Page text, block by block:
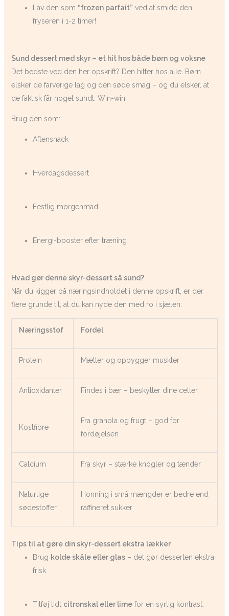
Lav den som “frozen parfait” ved at smide den i
fryseren i 1-2 timer!
Sund dessert med skyr – et hit hos både børn og voksne
Det bedste ved den her opskrift? Den hitter hos alle. Børn
elsker de farverige lag og den søde smag – og du elsker, at
de faktisk får noget sundt. Win-win.
Brug den som:
Aftensnack
Hverdagsdessert
Festlig morgenmad
Energi-booster efter træning
Hvad gør denne skyr-dessert så sund?
Når du kigger på næringsindholdet i denne opskrift, er der
flere grunde til, at du kan nyde den med ro i sjælen:
Næringsstof Fordel
Protein Mætter og opbygger muskler
Antioxidanter Findes i bær – beskytter dine celler
Kostfibre
Fra granola og frugt – god for
fordøjelsen
Calcium Fra skyr – stærke knogler og tænder
Naturlige
sødestoffer
Honning i små mængder er bedre end
raffineret sukker
Tips til at gøre din skyr-dessert ekstra lækker
Brug kolde skåle eller glas– det gør desserten ekstra
frisk.
Tilføj lidt citronskal eller limefor en syrlig kontrast.